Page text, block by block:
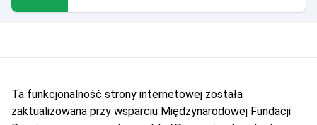
Ta funkcjonalność strony internetowej została
zaktualizowana przy wsparciu Międzynarodowej Fundacji